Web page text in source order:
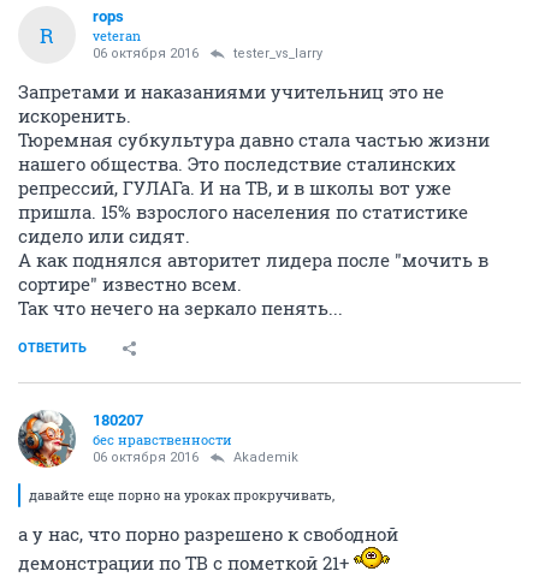
R
rops
veteran
06 октября 2016 tester_vs_larry
Запретами и наказаниями учительниц это не
искоренить.
Тюремная субкультура давно стала частью жизни
нашего общества. Это последствие сталинских
репрессий, ГУЛАГа. И на ТВ, и в школы вот уже
пришла. 15% взрослого населения по статистике
сидело или сидят.
А как поднялся авторитет лидера после "мочить в
сортире" известно всем.
Так что нечего на зеркало пенять...
ОТВЕТИТЬ
180207
бес нравственности
06 октября 2016 Akademik
давайте еще порно на уроках прокручивать,
а у нас, что порно разрешено к свободной
демонстрации по ТВ с пометкой 21+